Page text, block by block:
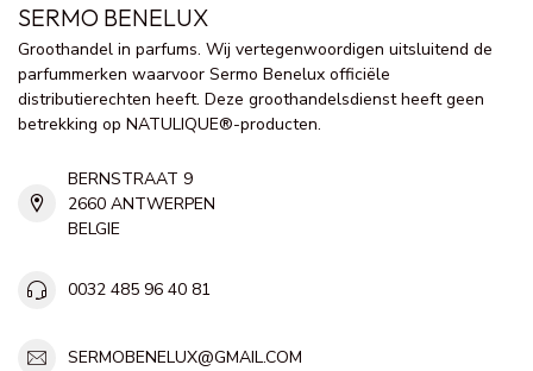
SERMO BENELUX
Groothandel in parfums. Wij vertegenwoordigen uitsluitend de
parfummerken waarvoor Sermo Benelux officiële
distributierechten heeft. Deze groothandelsdienst heeft geen
betrekking op NATULIQUE®-producten.
BERNSTRAAT 9
2660 ANTWERPEN
BELGIE
0032 485 96 40 81
SERMOBENELUX@GMAIL.COM